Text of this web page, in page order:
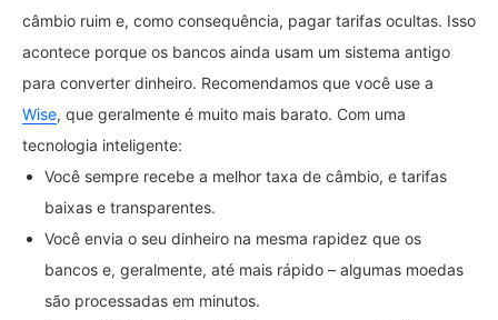
câmbio ruim e, como consequência, pagar tarifas ocultas. Isso
acontece porque os bancos ainda usam um sistema antigo
para converter dinheiro. Recomendamos que você use a
Wise, que geralmente é muito mais barato. Com uma
tecnologia inteligente:
Você sempre recebe a melhor taxa de câmbio, e tarifas
baixas e transparentes.
Você envia o seu dinheiro na mesma rapidez que os
bancos e, geralmente, até mais rápido – algumas moedas
são processadas em minutos.